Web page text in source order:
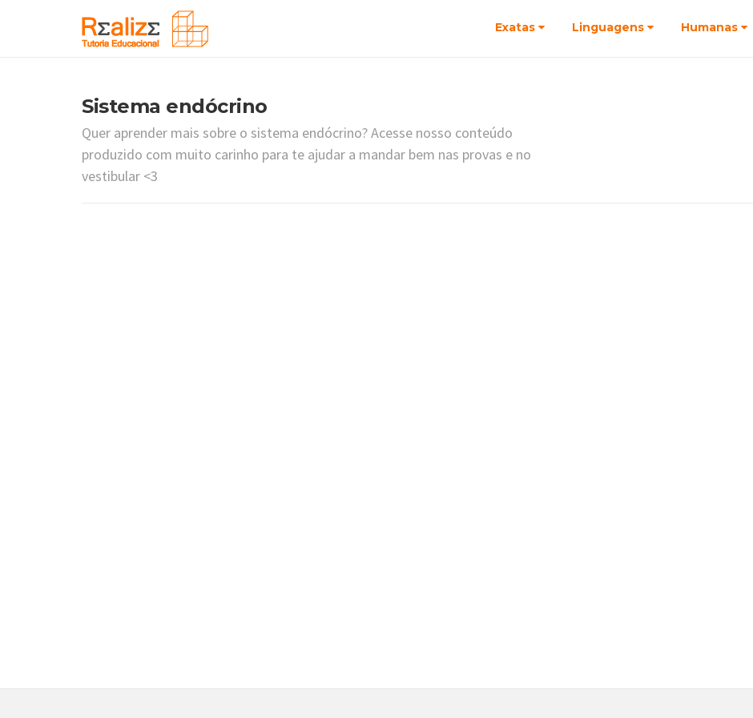
Exatas Linguagens Humanas
Sistema endócrino
Quer aprender mais sobre o sistema endócrino? Acesse nosso conteúdo
produzido com muito carinho para te ajudar a mandar bem nas provas e no
vestibular <3